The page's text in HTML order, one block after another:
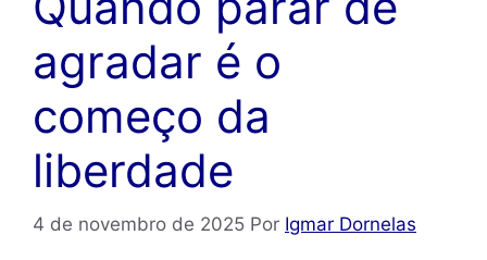
agradar é o
começo da
liberdade
4 de novembro de 2025 Por Igmar Dornelas